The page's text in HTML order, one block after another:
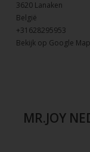
3620 Lanaken
België
+31628295953
Bekijk op Google
MR.JOY